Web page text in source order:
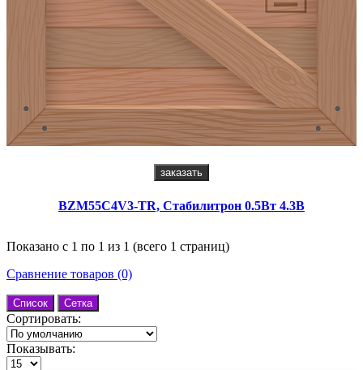
заказать
BZM55C4V3-TR, Стабилитрон 0.5Вт 4.3В
Показано с 1 по 1 из 1 (всего 1 страниц)
Сравнение товаров (0)
Список Сетка
Сортировать:
Показывать: